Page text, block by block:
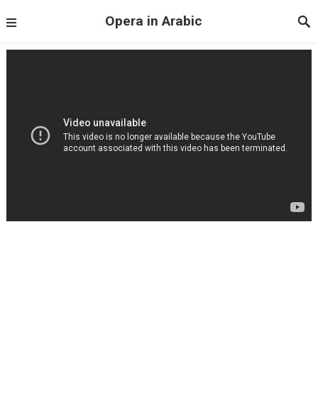
Opera in Arabic